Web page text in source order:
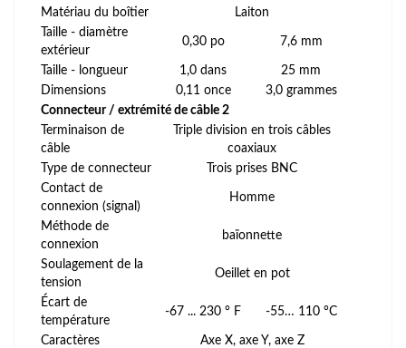
Matériau du boîtier
Laiton
Taille - diamètre
extérieur
0,30 po 7,6 mm
Taille - longueur 1,0 dans
25 mm
Dimensions
0,11 once
3,0 grammes
Connecteur / extrémité de câble 2
Terminaison de
câble
Triple division en trois câbles
coaxiaux
Type de connecteur
Trois prises BNC
Contact de
connexion (signal)
Homme
Méthode de
connexion
baïonnette
Soulagement de la
tension
Oeillet en pot
Écart de
température
-67 ... 230 ° F -55… 110 °C
Caractères
Axe X, axe Y, axe Z